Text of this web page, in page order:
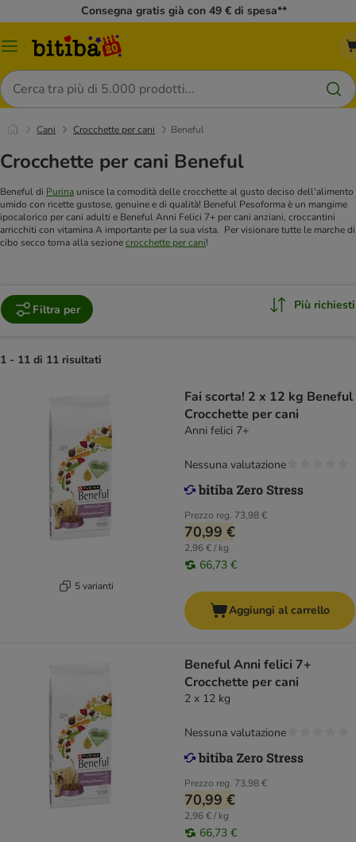
Consegna gratis già con 49 € di spesa**
Overview
Cerca
Cani Crocchette per cani Beneful
Crocchette per cani Beneful
Beneful di Purina unisce la comodità delle crocchette al gusto deciso dell'alimento
umido con ricette gustose, genuine e di qualità! Beneful Pesoforma è un mangime
ipocalorico per cani adulti e Beneful Anni Felici 7+ per cani anziani, croccantini
arricchiti con vitamina A importante per la sua vista. Per visionare tutte le marche di
cibo secco torna alla sezionecrocchette per cani!
Filtra per Più richiesti
1 - 11 di 11 risultati
5 varianti
Fai scorta! 2 x 12 kg Beneful
Crocchette per cani
Anni felici 7+
Prezzo reg. 73,98 €
70,99 €
2,96 € / kg
66,73 €
Nessuna valutazione
Aggiungi al carrello
Beneful Anni felici 7+
Crocchette per cani
2 x 12 kg
Prezzo reg. 73,98 €
70,99 €
2,96 € / kg
66,73 €
Nessuna valutazione